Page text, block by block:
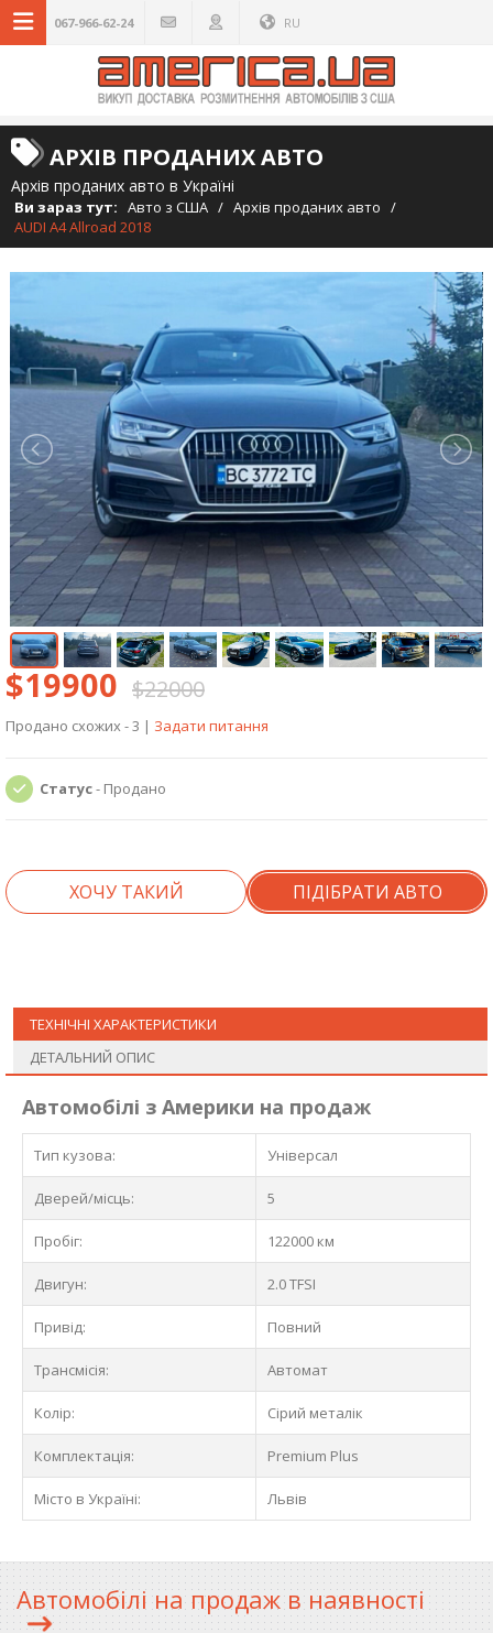
067-966-62-24 RU
АРХІВ ПРОДАНИХ АВТО
Архів проданих авто в Україні
Ви зараз тут: Авто з США / Архів проданих авто /
AUDI A4 Allroad 2018
$19900 $22000
Продано схожих - 3 | Задати питання
Статус- Продано
ХОЧУ ТАКИЙ ПІДІБРАТИ АВТО
ТЕХНІЧНІ ХАРАКТЕРИСТИКИ
ДЕТАЛЬНИЙ ОПИС
Автомобілі з Америки на продаж
Тип кузова: Універсал
Дверей/місць: 5
Пробіг: 122000 км
Двигун: 2.0 TFSI
Привід: Повний
Трансмісія: Автомат
Колір: Сірий металік
Комплектація: Premium Plus
Місто в Україні: Львів
Автомобілі на продаж в наявності